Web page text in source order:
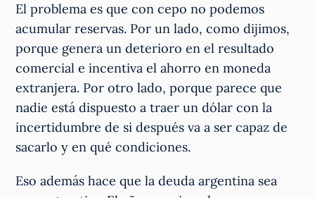
El problema es que con cepo no podemos
acumular reservas. Por un lado, como dijimos,
porque genera un deterioro en el resultado
comercial e incentiva el ahorro en moneda
extranjera. Por otro lado, porque parece que
nadie está dispuesto a traer un dólar con la
incertidumbre de si después va a ser capaz de
sacarlo y en qué condiciones.
Eso además hace que la deuda argentina sea